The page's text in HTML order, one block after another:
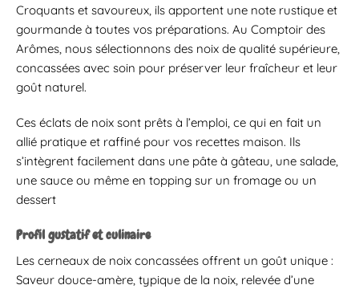
Croquants et savoureux, ils apportent une note rustique et
gourmande à toutes vos préparations. Au Comptoir des
Arômes, nous sélectionnons des noix de qualité supérieure,
concassées avec soin pour préserver leur fraîcheur et leur
goût naturel.
Ces éclats de noix sont prêts à l’emploi, ce qui en fait un
allié pratique et raffiné pour vos recettes maison. Ils
s’intègrent facilement dans une pâte à gâteau, une salade,
une sauce ou même en topping sur un fromage ou un
dessert
Profil gustatif et culinaire
Les cerneaux de noix concassées offrent un goût unique :
Saveur douce-amère, typique de la noix, relevée d’une